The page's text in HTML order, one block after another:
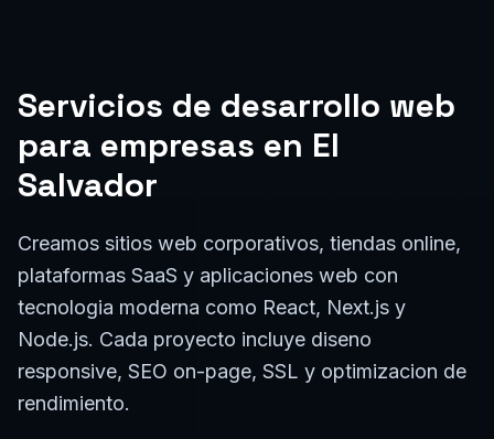
Servicios de desarrollo web
para empresas en El
Salvador
Creamos sitios web corporativos, tiendas online,
plataformas SaaS y aplicaciones web con
tecnologia moderna como React, Next.js y
Node.js. Cada proyecto incluye diseno
responsive, SEO on-page, SSL y optimizacion de
rendimiento.